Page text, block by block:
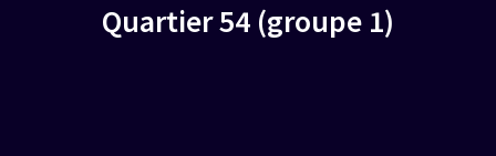
Quartier 54 (groupe 1)